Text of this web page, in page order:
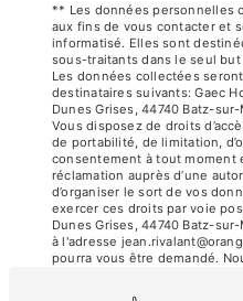
** Les données personnelles
aux fins de vous contacter et
informatisé. Elles sont
sous-traitants dans le seul
Les données collectées
destinataires suivants: Gaec
Dunes Grises, 44740 Batz-
Vous disposez de droits
de portabilité, de limitation,
consentement à tout moment
réclamation auprès d’une
d’organiser le sort de vos
exercer ces droits par voie
Dunes Grises, 44740 Batz-
à l'adresse
pourra vous être demandé.
pendant la période de prise
de prescription légale aux